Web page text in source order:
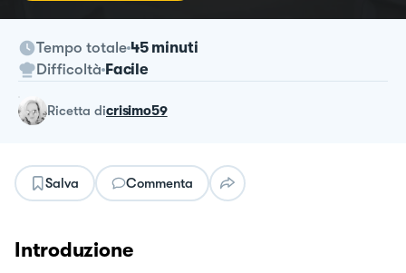
Tempo totale 45 minuti
Difficoltà Facile
ricetta dicrisimo59
Salva Commenta
Introduzione